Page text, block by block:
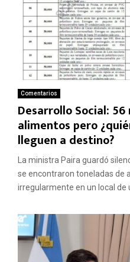
Comentarios
Desarrollo Social:
alimentos pero
lleguen a destino?
La ministra Paira guardó
se encontraron toneladas de
irregularmente en un local de